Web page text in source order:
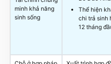
minh khả năng
sinh sống
Thể hiện
chi trả sinh
12 tháng